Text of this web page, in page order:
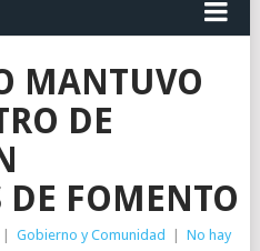
MANTUVO
DE
FOMENTO
Gobierno y Comunidad
No hay